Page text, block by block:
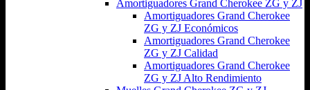
Amortiguadores Grand Cherokee ZG y ZJ
Amortiguadores Grand Cherokee
ZG y ZJ Económicos
Amortiguadores Grand Cherokee
ZG y ZJ Calidad
Amortiguadores Grand Cherokee
ZG y ZJ Alto Rendimiento